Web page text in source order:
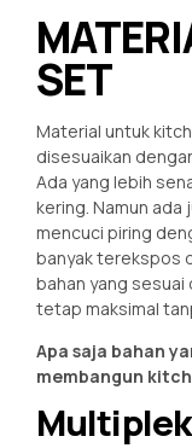
SET
Material untuk
disesuaikan
Ada yang lebih
kering. Namun ada
mencuci piring
banyak terekspos
bahan yang sesuai
tetap maksimal
Apa saja bahan
membangun